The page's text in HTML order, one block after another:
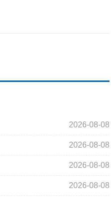
2026-08-08
2026-08-08
2026-08-08
2026-08-08